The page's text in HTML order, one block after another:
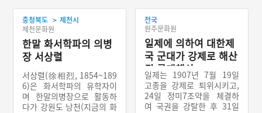
충청북도 > 제천시
제천문화원
한말 화서학파의 의병
장 서상렬
서상렬(徐相烈, 1854~189
6)은 화서학파의 유학자이
며 한말의병장으로 활동하
다가 강원도 낭천(지금의 화
전국
원주문화원
일제에 의하여 대한제
국 군대가 강제로 해산
된 군대해산
일제는 1907년 7월 19일
고종을 강제로 퇴위시키고,
24일 정미7조약을 체결하
여 국권을 강탈한 후 31일